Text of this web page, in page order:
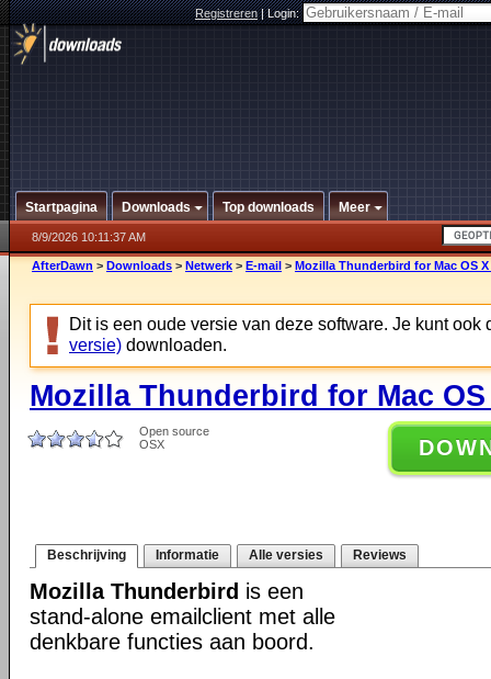
Registreren|Login:
Startpagina Downloads Top downloads Meer
8/9/2026 10:11:37 AM
AfterDawn > Downloads > Netwerk > E-mail > Mozilla Thunderbird for Mac OS X
Dit is een oude versie van deze software. Je kunt ook
versie) downloaden.
Mozilla Thunderbird for Mac OS
Open source
OSX
Beschrijving Informatie Alle versies Reviews
Mozilla Thunderbird is een
stand-alone emailclient met alle
denkbare functies aan boord.